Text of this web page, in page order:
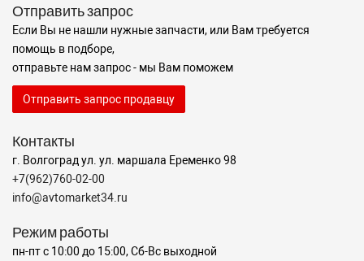
Отправить запрос
Если Вы не нашли нужные запчасти, или Вам требуется
помощь в подборе,
отправьте нам запрос - мы Вам поможем
Отправить запрос продавцу
Контакты
г. Волгоград ул. ул. маршала Еременко 98
+7(962)760-02-00
info@avtomarket34.ru
Режим работы
пн-пт с 10:00 до 15:00, Сб-Вс выходной